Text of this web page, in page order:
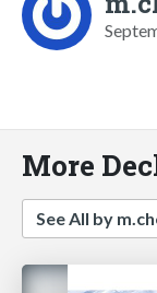
More
See All by